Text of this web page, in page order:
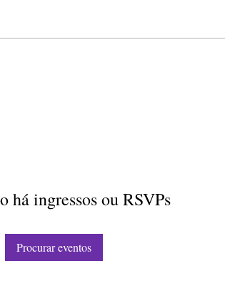
há ingressos ou RSVPs
Procurar eventos